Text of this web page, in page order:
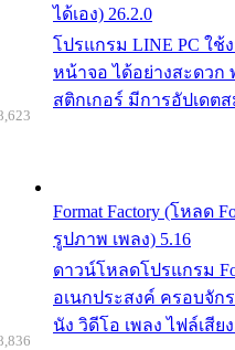
ได้เอง) 26.2.0
โปรแกรม LINE PC ใ
หน้าจอ ได้อย่างสะดวก
สติกเกอร์ มีการอัปเดต
Format Factory (โหลด
รูปภาพ เพลง) 5.16
ดาวน์โหลดโปรแกรม
อเนกประสงค์ ครอบจัก
นัง วิดีโอ เพลง ไฟล์เสีย